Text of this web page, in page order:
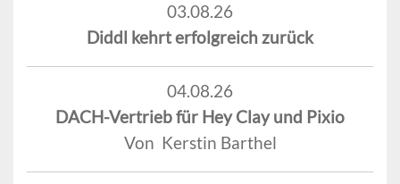
03.08.26
Diddl kehrt erfolgreich zurück
04.08.26
DACH-Vertrieb für Hey Clay und Pixio
Von Kerstin Barthel